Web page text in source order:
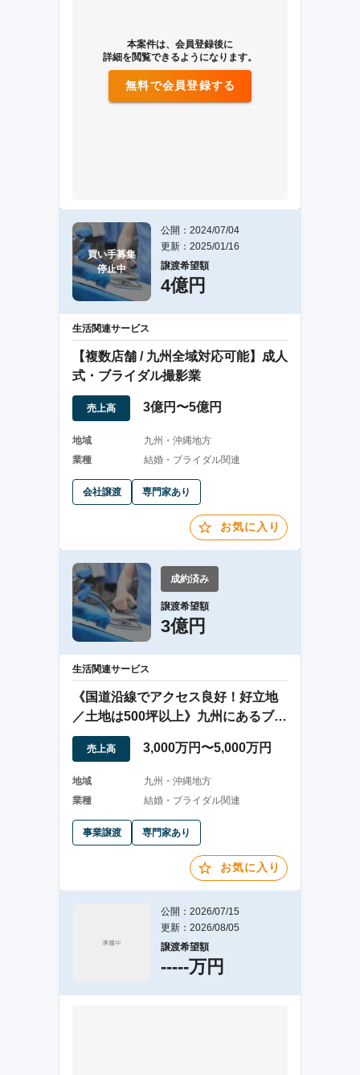
本案件は、会員登録後に
詳細を閲覧できるようになります。
無料で会員登録する
買い手募集
停止中
公開：2024/07/04
更新：2025/01/16
譲渡希望額
4億円
生活関連サービス
【複数店舗 / 九州全域対応可能】成人
式・ブライダル撮影業
売上高 3億円〜5億円
地域
九州・沖縄地方
業種
結婚・ブライダル関連
会社譲渡 専門家あり
お気に入り
成約済み
譲渡希望額
3億円
生活関連サービス
《国道沿線でアクセス良好！好立地
／土地は500坪以上》九州にあるブラ
イダルの運営
売上高 3,000万円〜5,000万円
地域
九州・沖縄地方
業種
結婚・ブライダル関連
事業譲渡 専門家あり
お気に入り
公開：2026/07/15
更新：2026/08/05
譲渡希望額
-----万円